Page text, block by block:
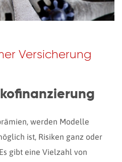
Versicherung
werden Modelle
ist, Risiken ganz oder
gibt eine Vielzahl von